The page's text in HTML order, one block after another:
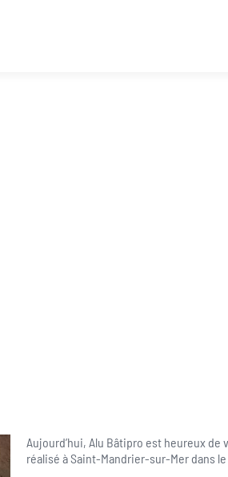
Aujourd’hui, Alu Bâtipro est heureux
réalisé à Saint-Mandrier-sur-Mer dans le